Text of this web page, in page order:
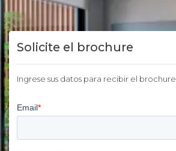
Solicite el brochure
Ingrese sus datos para recibir el brochure.